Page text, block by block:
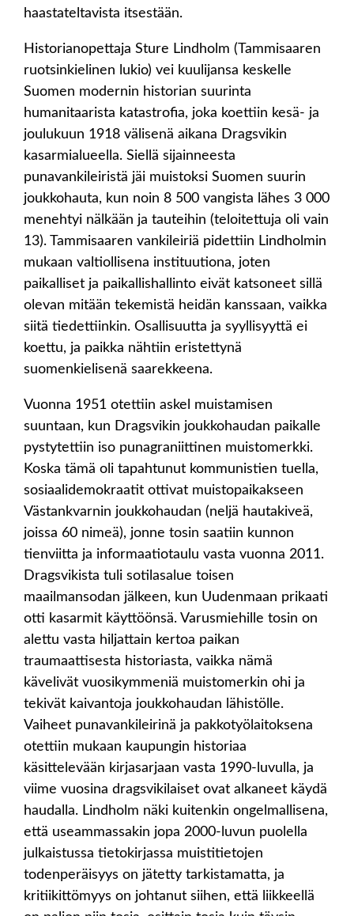
haastateltavista itsestään.
Historianopettaja Sture Lindholm (Tammisaaren
ruotsinkielinen lukio) vei kuulijansa keskelle
Suomen modernin historian suurinta
humanitaarista katastrofia, joka koettiin kesä- ja
joulukuun 1918 välisenä aikana Dragsvikin
kasarmialueella. Siellä sijainneesta
punavankileiristä jäi muistoksi Suomen suurin
joukkohauta, kun noin 8 500 vangista lähes 3 000
menehtyi nälkään ja tauteihin (teloitettuja oli vain
13). Tammisaaren vankileiriä pidettiin Lindholmin
mukaan valtiollisena instituutiona, joten
paikalliset ja paikallishallinto eivät katsoneet sillä
olevan mitään tekemistä heidän kanssaan, vaikka
siitä tiedettiinkin. Osallisuutta ja syyllisyyttä ei
koettu, ja paikka nähtiin eristettynä
suomenkielisenä saarekkeena.
Vuonna 1951 otettiin askel muistamisen
suuntaan, kun Dragsvikin joukkohaudan paikalle
pystytettiin iso punagraniittinen muistomerkki.
Koska tämä oli tapahtunut kommunistien tuella,
sosiaalidemokraatit ottivat muistopaikakseen
Västankvarnin joukkohaudan (neljä hautakiveä,
joissa 60 nimeä), jonne tosin saatiin kunnon
tienviitta ja informaatiotaulu vasta vuonna 2011.
Dragsvikista tuli sotilasalue toisen
maailmansodan jälkeen, kun Uudenmaan prikaati
otti kasarmit käyttöönsä. Varusmiehille tosin on
alettu vasta hiljattain kertoa paikan
traumaattisesta historiasta, vaikka nämä
kävelivät vuosikymmeniä muistomerkin ohi ja
tekivät kaivantoja joukkohaudan lähistölle.
Vaiheet punavankileirinä ja pakkotyölaitoksena
otettiin mukaan kaupungin historiaa
käsittelevään kirjasarjaan vasta 1990-luvulla, ja
viime vuosina dragsvikilaiset ovat alkaneet käydä
haudalla. Lindholm näki kuitenkin ongelmallisena,
että useammassakin jopa 2000-luvun puolella
julkaistussa tietokirjassa muistitietojen
todenperäisyys on jätetty tarkistamatta, ja
kritiikittömyys on johtanut siihen, että liikkeellä